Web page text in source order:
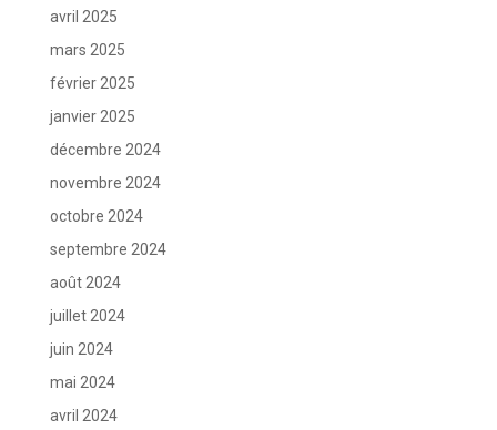
avril 2025
mars 2025
février 2025
janvier 2025
décembre 2024
novembre 2024
octobre 2024
septembre 2024
août 2024
juillet 2024
juin 2024
mai 2024
avril 2024